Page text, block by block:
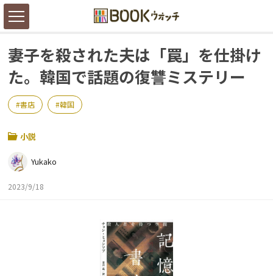
妻子を殺された夫は「罠」を仕掛け
た。韓国で話題の復讐ミステリー
書店 韓国
小説
Yukako
2023/9/18